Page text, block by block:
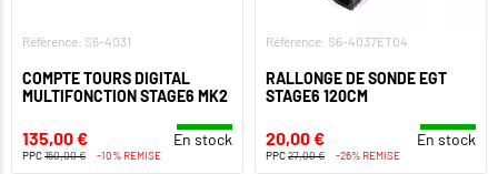
Référence: S6-4031
COMPTE TOURS DIGITAL
MULTIFONCTION STAGE6 MK2
135,00 € En stock
PPC150,00 € -10% REMISE
Référence: S6-4037ET04
RALLONGE DE SONDE EGT
STAGE6 120CM
20,00 € En stock
PPC27,00 € -26% REMISE